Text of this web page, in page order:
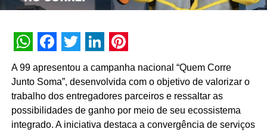
Limitados:
Calendário da contagem regressiva
embalagem desenhada por Johanna Ortiz, inspirados em
elementos da floresta. Disponível para Original Line, o
calendário deste ano levará os coffe lovers a uma
contagem regressiva de 1 a 23 de dezembro, com um
WhatsApp
Facebook
Twitter
LinkedIn
Pinterest
A 99 apresentou a campanha nacional “Quem Corre
Junto Soma”, desenvolvida com o objetivo de valorizar o
trabalho dos entregadores parceiros e ressaltar as
possibilidades de ganho por meio de seu ecossistema
integrado. A iniciativa destaca a convergência de serviços